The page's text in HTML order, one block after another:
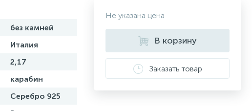
без камней
Италия
2,17
карабин
Серебро 925
Не указана цена
В корзину
Заказать товар